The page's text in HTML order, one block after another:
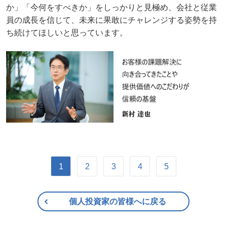
か」「今何をすべきか」をしっかりと見極め、会社と従業
員の成長を信じて、未来に果敢にチャレンジする姿勢を持
ち続けてほしいと思っています。
1 2 3 4 5
個人投資家の皆様へに戻る